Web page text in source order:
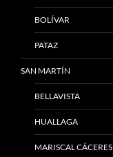
BOLÍVAR
PATAZ
SAN MARTÍN
BELLAVISTA
HUALLAGA
MARISCAL CÁCERES